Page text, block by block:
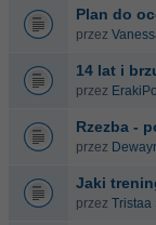
Plan do
przez
14 lat i
przez ErakiPol
Rzezba -
przez
Jaki
przez Tristaa